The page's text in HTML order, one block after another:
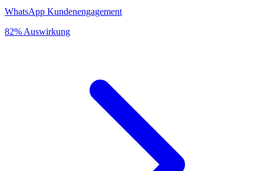
WhatsApp Kundenengagement
82% Auswirkung